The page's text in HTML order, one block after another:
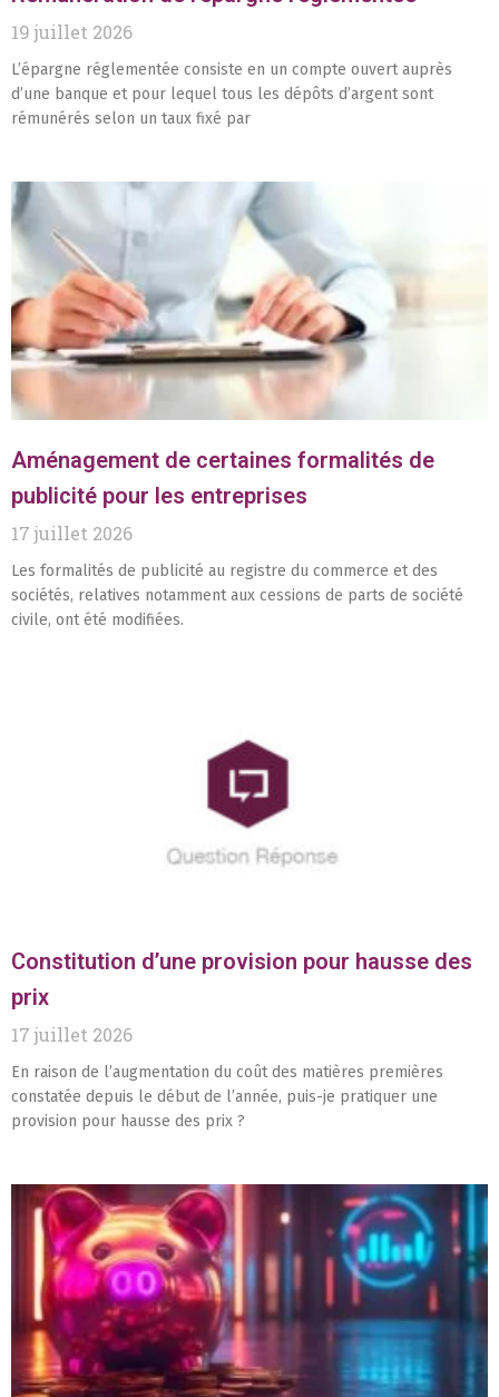
19 juillet 2026
L’épargne réglementée consiste en un compte ouvert auprès
d’une banque et pour lequel tous les dépôts d’argent sont
rémunérés selon un taux fixé par
Aménagement de certaines formalités de
publicité pour les entreprises
17 juillet 2026
Les formalités de publicité au registre du commerce et des
sociétés, relatives notamment aux cessions de parts de société
civile, ont été modifiées.
Constitution d’une provision pour hausse des
prix
17 juillet 2026
En raison de l’augmentation du coût des matières premières
constatée depuis le début de l’année, puis-je pratiquer une
provision pour hausse des prix ?